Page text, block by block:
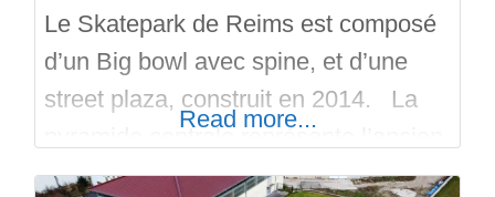
Le Skatepark de Reims est composé
d’un Big bowl avec spine, et d’une
street plaza, construit en 2014. La
spot de Reims connue sous le nom
Read more...